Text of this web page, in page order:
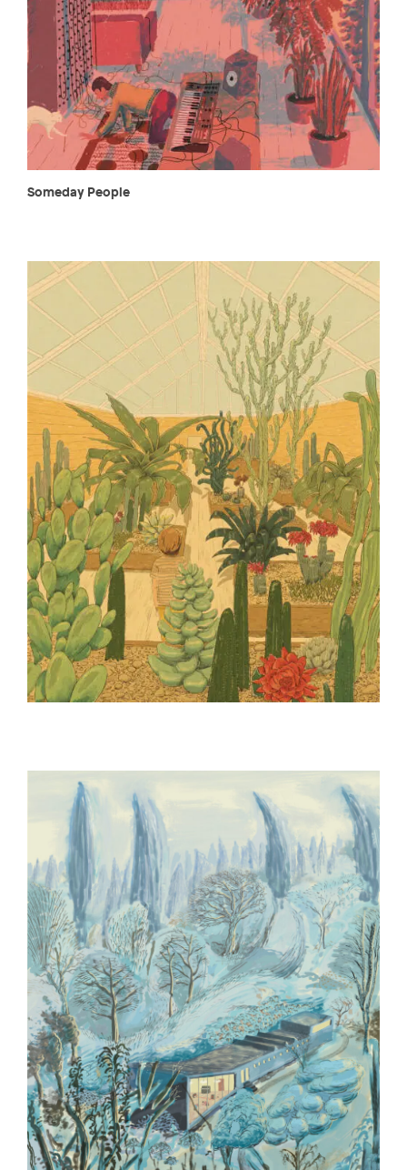
Someday People